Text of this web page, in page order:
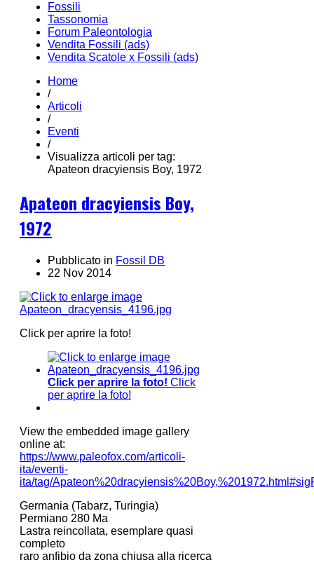
Fossili
Tassonomia
Forum Paleontologia
Vendita Fossili (ads)
Vendita Scatole x Fossili (ads)
Home
/
Articoli
/
Eventi
/
Visualizza articoli per tag:
Apateon dracyiensis Boy, 1972
Apateon dracyiensis Boy,
1972
Pubblicato in Fossil DB
22 Nov 2014
Click per aprire la foto!
Click per aprire la foto! Click
per aprire la foto!
View the embedded image gallery
online at:
https://www.paleofox.com/articoli-
ita/eventi-
ita/tag/
Germania (Tabarz, Turingia)
Permiano 280 Ma
Lastra reincollata, esemplare quasi
completo
raro anfibio da zona chiusa alla ricerca